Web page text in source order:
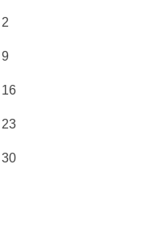
2
9
16
23
30